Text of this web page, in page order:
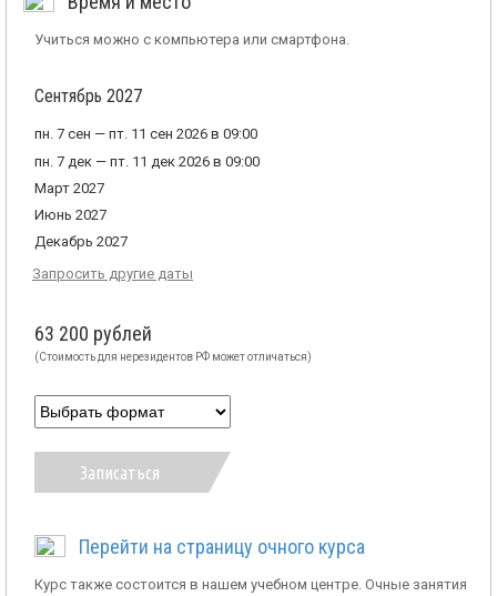
Учиться можно с компьютера или смартфона.
Сентябрь 2027
пн. 7 сен — пт. 11 сен 2026 в 09:00
пн. 7 дек — пт. 11 дек 2026 в 09:00
Март 2027
Июнь 2027
Декабрь 2027
Запросить другие даты
63 200 рублей
(Стоимость для нерезидентов РФ может отличаться)
Записаться
Перейти на страницу очного курса
Курс также состоится в нашем учебном центре. Очные занятия